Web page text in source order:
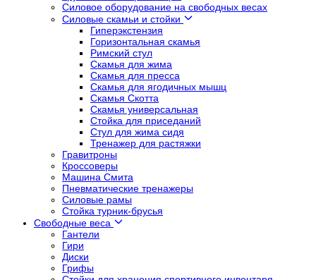
Силовое оборудование на свободных весах
Силовые скамьи и стойки
Гиперэкстензия
Горизонтальная скамья
Римский стул
Скамья для жима
Скамья для пресса
Скамья для ягодичных мышц
Скамья Скотта
Скамья универсальная
Стойка для приседаний
Стул для жима сидя
Тренажер для растяжки
Гравитроны
Кроссоверы
Машина Смита
Пневматические тренажеры
Силовые рамы
Стойка турник-брусья
Свободные веса
Гантели
Гири
Диски
Грифы